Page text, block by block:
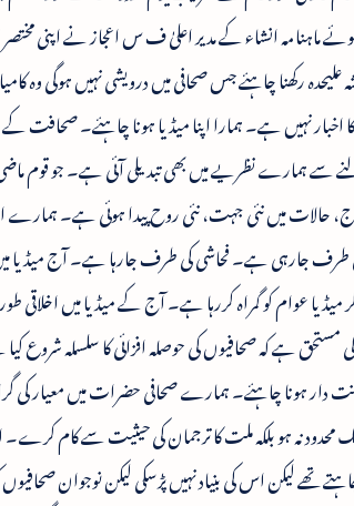
ماہنامہ انشاء کے مدیر اعلیٰ ف س اعجاز نے اپنی
رکھنا چاہئے جس صحافی میں درویشی نہیں ہوگی وہ
نہیں ہے۔ ہمارا اپنا میڈیا ہونا چاہئے۔ صحافت کے
سے ہمارے نظریے میں بھی تبدیلی آئی ہے۔ جو قوم
حالات میں نئی جہت، نئی روح پیدا ہوئی ہے۔ ہمارے
جارہی ہے۔ فحاشی کی طرف جارہا ہے۔ آج میڈیا
عوام کو گمراہ کررہا ہے۔ آج کے میڈیا میں اخلاقی
مستحق ہے کہ صحافیوں کی حوصلہ افزائی کا سلسلہ شروع
دار ہونا چاہئے۔ ہمارے صحافی حضرات میں معیار کی
محدود نہ ہو بلکہ ملت کا ترجمان کی حیثیت سے کام
تھے لیکن اس کی بنیاد نہیں پڑسکی لیکن نوجوان